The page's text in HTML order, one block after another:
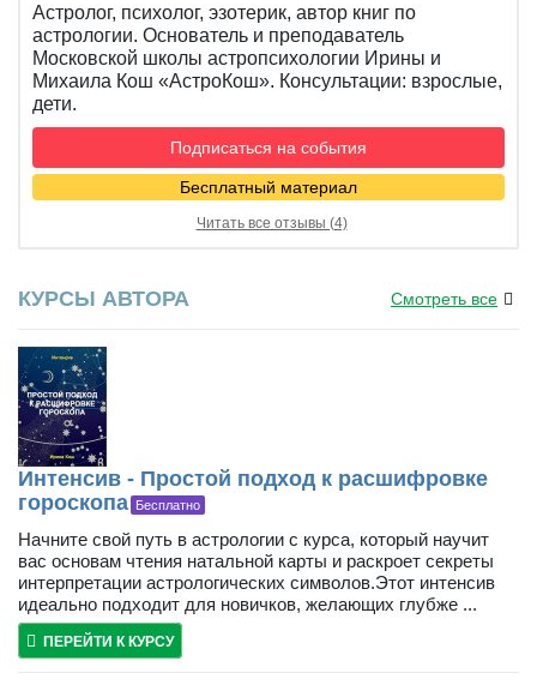
Астролог, психолог, эзотерик, автор книг по
астрологии. Основатель и преподаватель
Московской школы астропсихологии Ирины и
Михаила Кош «АстроКош». Консультации: взрослые,
дети.
Подписаться на события
Бесплатный материал
Читать все отзывы (4)
КУРСЫ АВТОРА Смотреть все
Интенсив - Простой подход к расшифровке
гороскопа Бесплатно
Начните свой путь в астрологии с курса, который научит
вас основам чтения натальной карты и раскроет секреты
интерпретации астрологических символов.Этот интенсив
идеально подходит для новичков, желающих глубже ...
ПЕРЕЙТИ К КУРСУ